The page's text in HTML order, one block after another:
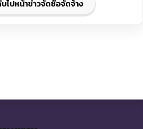
ไปหน้าข่าวจัดซื้อจัดจ้าง